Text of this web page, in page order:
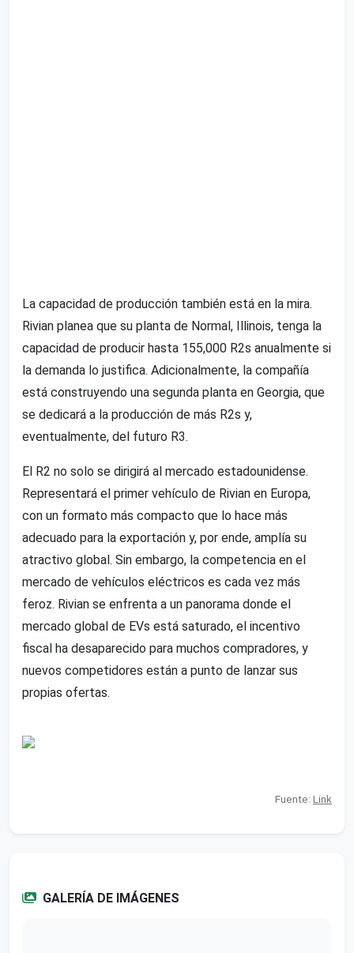
La capacidad de producción también está en la mira.
Rivian planea que su planta de Normal, Illinois, tenga la
capacidad de producir hasta 155,000 R2s anualmente si
la demanda lo justifica. Adicionalmente, la compañía
está construyendo una segunda planta en Georgia, que
se dedicará a la producción de más R2s y,
eventualmente, del futuro R3.
El R2 no solo se dirigirá al mercado estadounidense.
Representará el primer vehículo de Rivian en Europa,
con un formato más compacto que lo hace más
adecuado para la exportación y, por ende, amplía su
atractivo global. Sin embargo, la competencia en el
mercado de vehículos eléctricos es cada vez más
feroz. Rivian se enfrenta a un panorama donde el
mercado global de EVs está saturado, el incentivo
fiscal ha desaparecido para muchos compradores, y
nuevos competidores están a punto de lanzar sus
propias ofertas.
Fuente: Link
GALERÍA DE IMÁGENES